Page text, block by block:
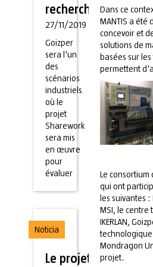
recherche
27/11/2019
Goizper
sera l'un
des
scénarios
industriels
où le
projet
Sharework
sera mis
en œuvre
pour
évaluer
Noticia
Le projet
Dans ce
MANTIS a été
concevoir et
solutions de
basées sur
permettent
Le
qui ont
les suivantes
MSI, le centre
IKERLAN,
technologique
Mondragon
projet.